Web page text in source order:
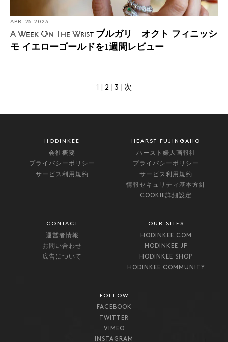
APR. 25 2023
A Week On The Wrist ブルガリ オクト フィニッシ
モ イエローゴールドを1週間レビュー
1 2 3 次
HODINKEE
会社概要
プライバシーポリシー
サービス利用規約
HEARST FUJINGAHO
ハースト婦人画報社
プライバシーポリシー
サービス利用規約
情報セキュリティ基本方針
COOKIE詳細設定
CONTACT
運営者情報
お問い合わせ
広告について
OUR SITES
HODINKEE.COM
HODINKEE.JP
HODINKEE SHOP
HODINKEE COMMUNITY
FOLLOW
FACEBOOK
TWITTER
VIMEO
INSTAGRAM